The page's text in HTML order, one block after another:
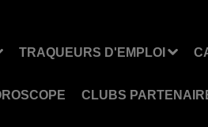
TRAQUEURS D'EMPLOI
CLUBS